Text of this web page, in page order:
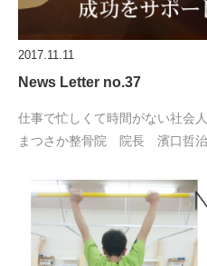
2017.11.11
News Letter no.37
仕事で忙しくて時間がない社会
まつさか整骨院 院長 濱口哲治